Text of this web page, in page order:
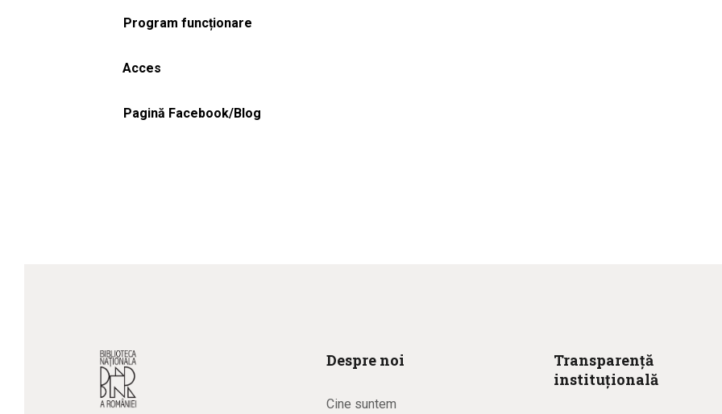
Program funcționare
Acces
Pagină Facebook/Blog
Despre noi
Cine suntem
Transparență
instituțională